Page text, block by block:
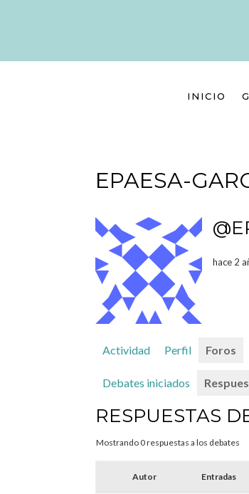
INICIO
EPAESA-
hace 2
Actividad Perfil Foros
Debates iniciados
RESPUESTAS
Mostrando 0 respuestas a los debates
Autor Entradas